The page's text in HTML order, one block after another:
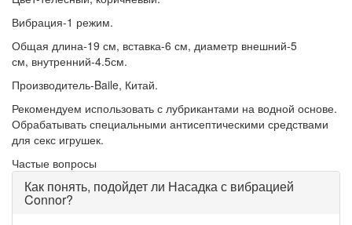
Вибрация-1 режим.
Общая длина-19 см, вставка-6 см, диаметр внешний-5
см, внутренний-4.5см.
Производитель-Baile, Китай.
Рекомендуем использовать с лубрикантами на водной основе.
Обрабатывать специальными антисептическими средствами
для секс игрушек.
Частые вопросы
Как понять, подойдет ли Насадка с вибрацией
Connor?